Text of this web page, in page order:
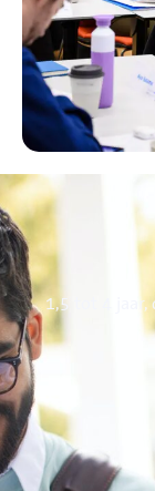
1,5 tot 4 jaar,